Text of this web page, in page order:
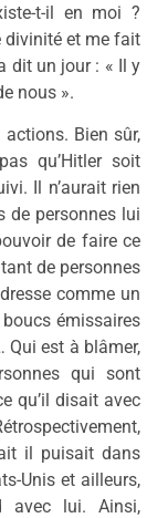
t-il en moi ?
divinité et me fait
dit un jour : « Il y
nous ».
Bien sûr,
qu’Hitler soit
Il n’aurait rien
de personnes lui
de faire ce
de personnes
comme un
émissaires
Qui est à blâmer,
qui sont
qu’il disait avec
il puisait dans
Unis et ailleurs,
avec lui. Ainsi,